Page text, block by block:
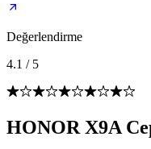
Değerlendirme
4.1 / 5
HONOR X9A